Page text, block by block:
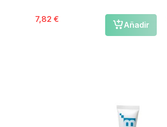
7,82 €
Añadir